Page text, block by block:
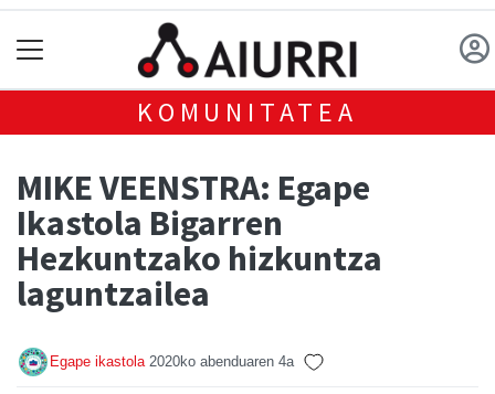
KOMUNITATEA
MIKE VEENSTRA: Egape
Ikastola Bigarren
Hezkuntzako hizkuntza
laguntzailea
Egape ikastola 2020ko abenduaren 4a